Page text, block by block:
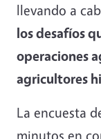
llevando a
los desafíos
operaciones
agricultores
La encuesta
minutos en